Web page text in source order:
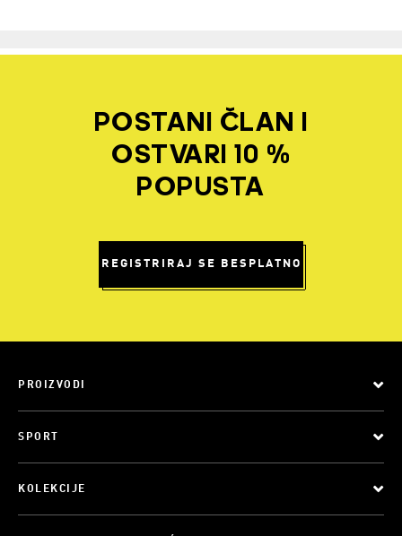
POSTANI ČLAN I
OSTVARI 10 %
POPUSTA
REGISTRIRAJ SE BESPLATNO
PROIZVODI
SPORT
KOLEKCIJE